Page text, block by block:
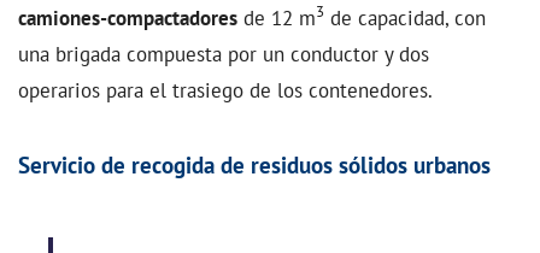
camiones-compactadores de 12 m3 de capacidad, con
una brigada compuesta por un conductor y dos
operarios para el trasiego de los contenedores.
Servicio de recogida de residuos sólidos urbanos